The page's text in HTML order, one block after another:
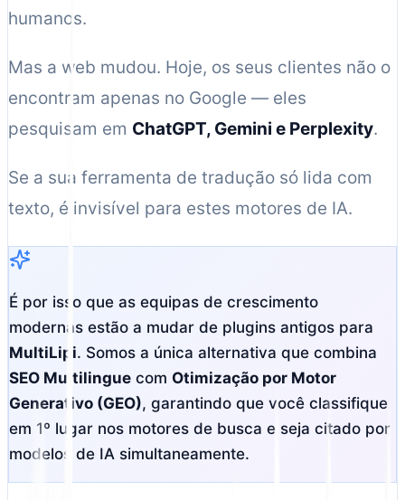
humanos.
Mas a web mudou. Hoje, os seus clientes não o
encontram apenas no Google — eles
pesquisam em ChatGPT, Gemini e Perplexity.
Se a sua ferramenta de tradução só lida com
texto, é invisível para estes motores de IA.
É por isso que as equipas de crescimento
modernas estão a mudar de plugins antigos para
MultiLipi. Somos a única alternativa que combina
SEO Multilingue com Otimização por Motor
Generativo (GEO), garantindo que você classifique
em 1º lugar nos motores de busca e seja citado por
modelos de IA simultaneamente.